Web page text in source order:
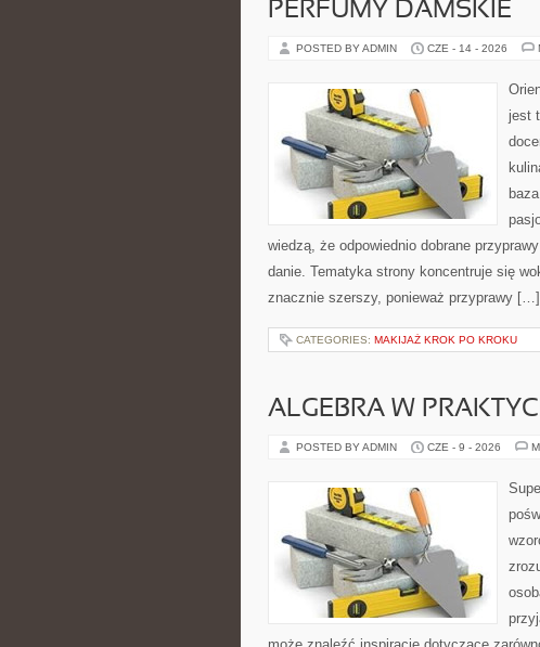
PERFUMY DAMSKIE
POSTED BY ADMIN CZE - 14 - 2026
jest
wiedzą, że odpowiednio dobrane
danie. Tematyka strony koncentruje się
znacznie szerszy, ponieważ przyprawy […]
CATEGORIES: MAKIJAŻ KROK PO KROKU
ALGEBRA W
POSTED BY ADMIN CZE - 9 - 2026